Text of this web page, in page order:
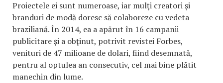
Proiectele ei sunt numeroase, iar mulţi creatori şi
branduri de modă doresc să colaboreze cu vedeta
braziliană. În 2014, ea a apărut în 16 campanii
publicitare şi a obţinut, potrivit revistei Forbes,
venituri de 47 milioane de dolari, fiind desemnată,
pentru al optulea an consecutiv, cel mai bine plătit
manechin din lume.